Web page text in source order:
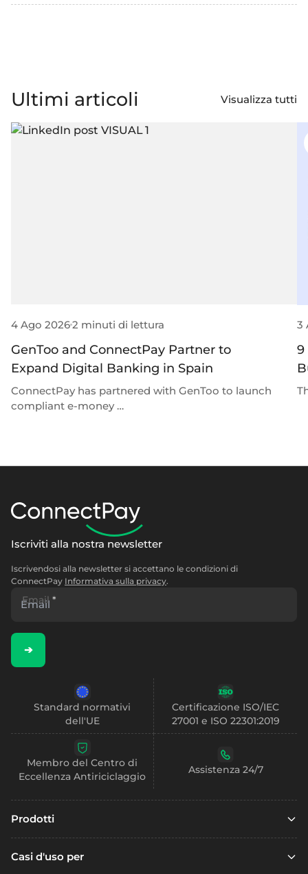
Ultimi articoli Visualizza tutti
4 Ago 20262 minuti di lettura
GenToo and ConnectPay Partner to
Expand Digital Banking in Spain
ConnectPay has partnered with GenToo to launch
compliant e-money …
3
9
Iscriviti alla nostra newsletter
Iscrivendosi alla newsletter si accettano le condizioni di
ConnectPay Informativa sulla privacy.
Email *
➔
Standard normativi
dell'UE
Certificazione ISO/IEC
27001 e ISO 22301:2019
Membro del Centro di
Eccellenza Antiriciclaggio
Assistenza 24/7
Prodotti
Casi d'uso per